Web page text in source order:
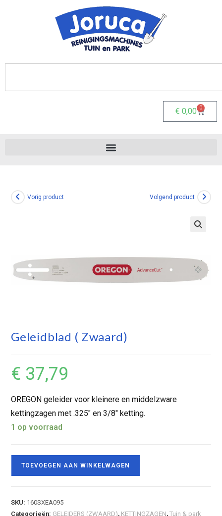
€ 0,00 0
Vorig product Volgend product
Geleidblad ( Zwaard)
€ 37,79
OREGON geleider voor kleinere en middelzware
kettingzagen met .325″ en 3/8″ ketting.
1 op voorraad
TOEVOEGEN AAN WINKELWAGEN
SKU: 160SXEA095
Categorieën: GELEIDERS (ZWAARD), KETTINGZAGEN,Tuin & park